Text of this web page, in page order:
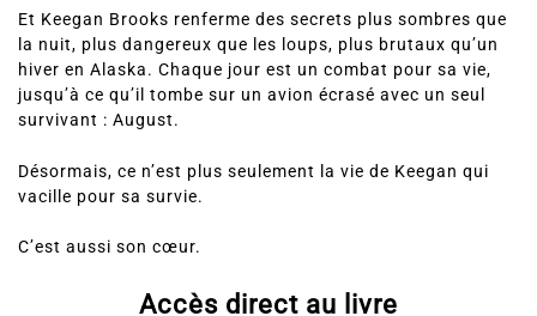
Et Keegan Brooks renferme des secrets plus sombres que
la nuit, plus dangereux que les loups, plus brutaux qu’un
hiver en Alaska. Chaque jour est un combat pour sa vie,
jusqu’à ce qu’il tombe sur un avion écrasé avec un seul
survivant : August.
Désormais, ce n’est plus seulement la vie de Keegan qui
vacille pour sa survie.
C’est aussi son cœur.
Accès direct au livre